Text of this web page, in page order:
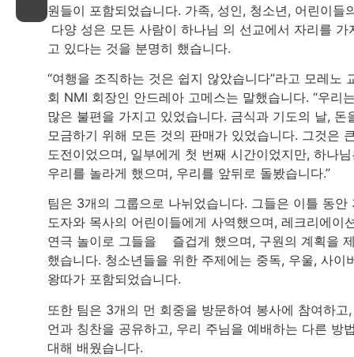
원들이 포함되었습니다. 가족, 성인, 청소년, 어린이들
다양 성은 모든 사람이 하나님 의 선교에서 자리를 가
고 있다는 것을 분명히 했습니다.
“여행을 조직하는 것은 쉽지 않았습니다”라고 모레노
회 NMI 회장인 안드레아 고메스는 말했습니다. “우리
많은 불편을 가지고 있었습니다. 금식과 기도의 날, 돈
모금하기 위해 모든 것의 판매가 있었습니다. 그것은
도전이었으며, 일부에게 첫 번째 시간이었지만, 하나
우리를 놀라게 했으며, 우리를 앞뒤로 돌봤습니다.”
팀은 3개의 그룹으로 나뉘었습니다. 그들은 이틀 동안
도자와 목사의 어린이들에게 사역했으며, 레크리에이
연극 놀이로 그들을 즐겁게 했으며, 구원의 계획을
했습니다. 청소년들을 위한 주제에는 중독, 우울, 사이
왕따가 포함되었습니다.
또한 팀은 3개의 먼 회중을 방문하여 봉사에 참여하고
언과 칭찬을 공유하고, 우리 주님을 예배하는 다른 방
대해 배웠습니다.